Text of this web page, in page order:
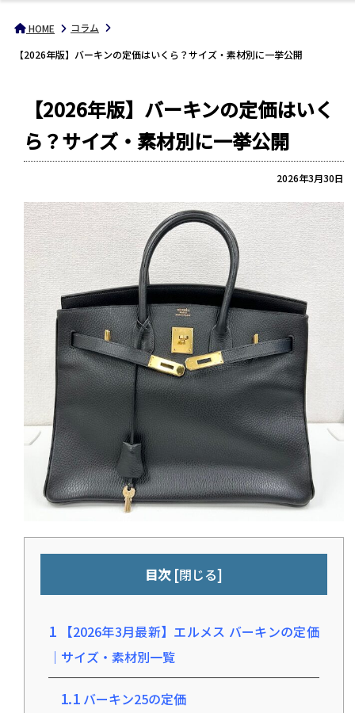
HOME
コラム
【2026年版】バーキンの定価はいくら？サイズ・素材別に一挙公開
【2026年版】バーキンの定価はいく
ら？サイズ・素材別に一挙公開
2026年3月30日
目次 [閉じる]
1 【2026年3月最新】エルメス バーキンの定価
｜サイズ・素材別一覧
1.1 バーキン25の定価